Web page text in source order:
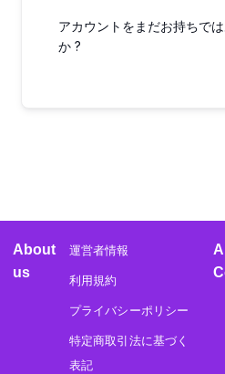
アカウントをまだお持ちで
か ?
About
us
運営者情報
利用規約
プライバシーポリシー
特定商取引法に基づく
表記